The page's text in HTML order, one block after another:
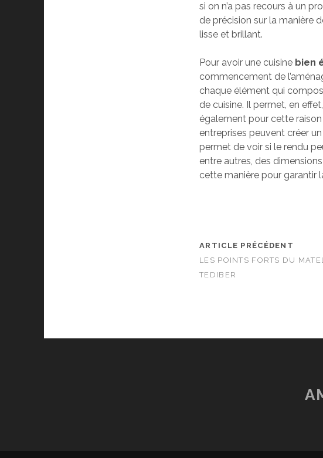
si on n’a pas recours à un
de précision sur la manière
lisse et brillant.
Pour avoir une cuisine bien
commencement de
chaque élément qui
de cuisine. Il permet, en
également pour cette raison
entreprises peuvent créer
permet de voir si le rendu
entre autres, des
cette manière pour garantir
ARTICLE PRÉCÉDENT
LES POINTS FORTS DU
TEDIBER